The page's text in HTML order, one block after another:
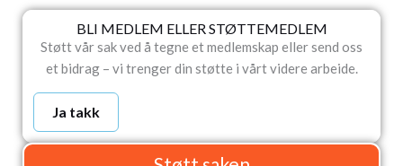
BLI MEDLEM ELLER STØTTEMEDLEM
Støtt vår sak ved å tegne et medlemskap eller send oss
et bidrag – vi trenger din støtte i vårt videre arbeide.
Ja takk